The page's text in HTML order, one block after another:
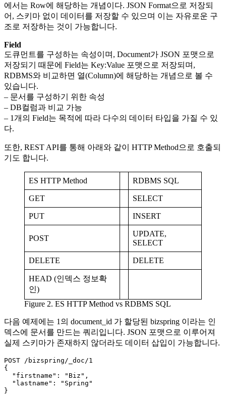
에서는 Row에 해당하는 개념이다. JSON Format으로 저장되
어, 스키마 없이 데이터를 저장할 수 있으며 이는 자유로운 구
조로 저장하는 것이 가능합니다.
Field
도큐먼트를 구성하는 속성이며, Document가 JSON 포맷으로
저장되기 때문에 Field는 Key:Value 포맷으로 저장되며,
RDBMS와 비교하면 열(Column)에 해당하는 개념으로 볼 수
있습니다.
– 문서를 구성하기 위한 속성
– DB컬럼과 비교 가능
– 1개의 Field는 목적에 따라 다수의 데이터 타입을 가질 수 있
다.
또한, REST API를 통해 아래와 같이 HTTP Method으로 호출되
기도 합니다.
ES HTTP Method RDBMS SQL
GET SELECT
PUT INSERT
POST
UPDATE,
SELECT
DELETE DELETE
HEAD (인덱스 정보확
인)
Figure 2. ES HTTP Method vs RDBMS SQL
다음 예제에는 1의 document_id 가 할당된 bizspring 이라는 인
덱스에 문서를 만드는 쿼리입니다. JSON 포맷으로 이루어져
실제 스키마가 존재하지 않더라도 데이터 삽입이 가능합니다.
POST /bizspring/_doc/1
{